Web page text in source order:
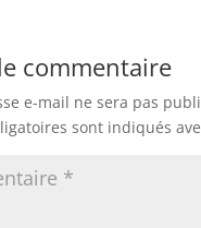
commentaire
e-mail ne sera pas
sont indiqués